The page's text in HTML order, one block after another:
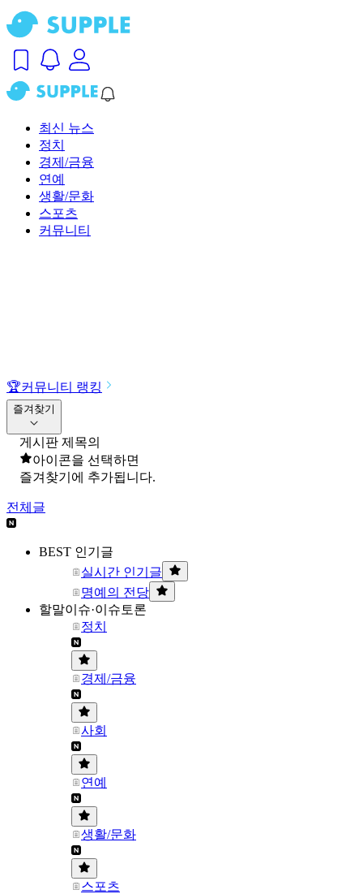
최신 뉴스
정치
경제/금융
연예
생활/문화
스포츠
커뮤니티
🏆커뮤니티 랭킹
즐겨찾기
게시판 제목의
아이콘을 선택하면
즐겨찾기에 추가됩니다.
전체글
BEST 인기글
실시간 인기글
명예의 전당
할말이슈·이슈토론
정치
경제/금융
사회
연예
생활/문화
스포츠